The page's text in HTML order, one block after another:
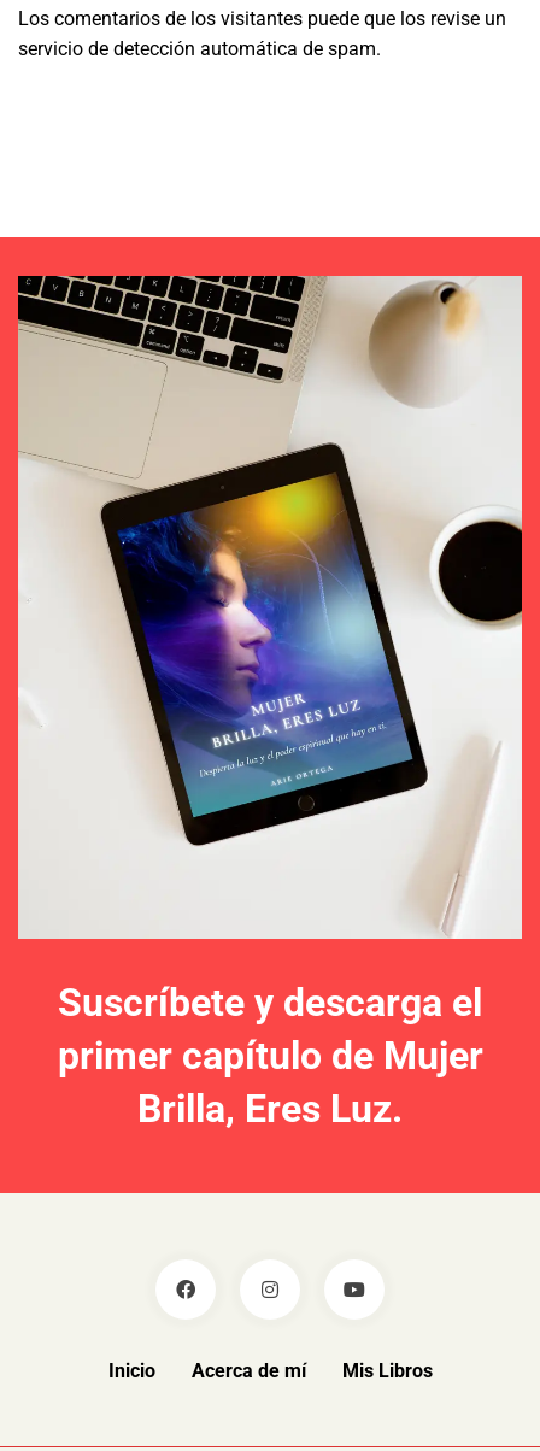
Los comentarios de los visitantes puede que los revise un
servicio de detección automática de spam.
Suscríbete y descarga el
primer capítulo de Mujer
Brilla, Eres Luz.
Inicio Acerca de mí Mis Libros